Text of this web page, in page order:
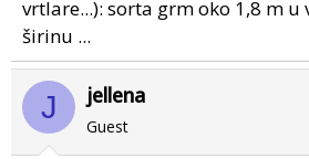
vrtlare...): sorta grm oko 1,8 m u
širinu ...
J jellena
Guest